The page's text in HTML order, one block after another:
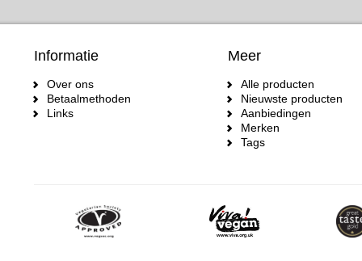
Informatie
Over ons
Betaalmethoden
Links
Meer
Alle producten
Nieuwste producten
Aanbiedingen
Merken
Tags